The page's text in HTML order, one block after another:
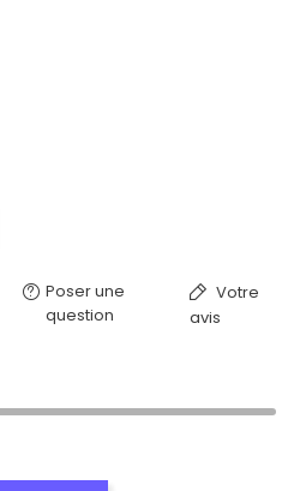
Poser une
question
Votre
avis